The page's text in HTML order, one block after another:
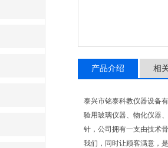
产品介绍 相
泰兴市铭泰科教仪器设备
验用玻璃仪器、物化仪器
针，公司拥有一支由技术
我们，同时让顾客满意，